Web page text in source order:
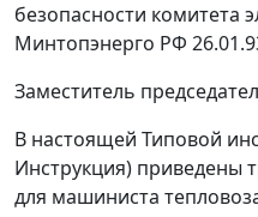
безопасности комитета
Минтопэнерго РФ
Заместитель
В настоящей Типовой
Инструкция) приведены
для машиниста